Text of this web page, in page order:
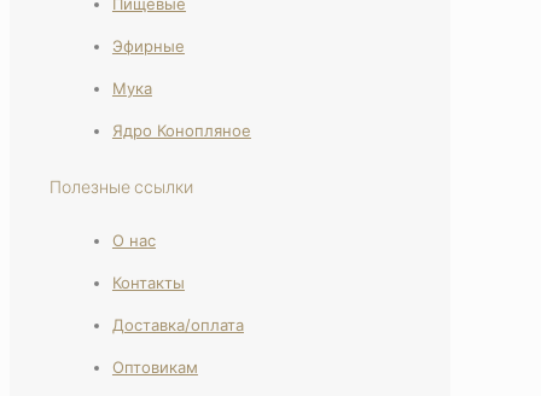
Эфирные
Мука
Ядро Конопляное
Полезные ссылки
О нас
Контакты
Доставка/оплата
Оптовикам